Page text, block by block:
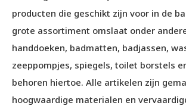
producten die geschikt zijn voor in de
grote assortiment omslaat onder
handdoeken, badmatten, badjassen,
zeeppompjes, spiegels, toilet borstels
behoren hiertoe. Alle artikelen zijn
hoogwaardige materialen en